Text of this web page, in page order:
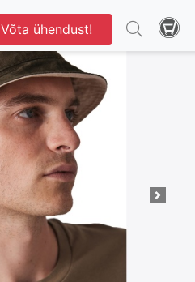
Võta ühendust! 1 / 15